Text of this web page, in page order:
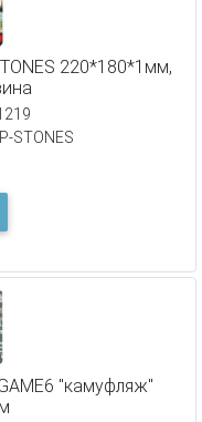
220*180*1мм,
STONES
"камуфляж"